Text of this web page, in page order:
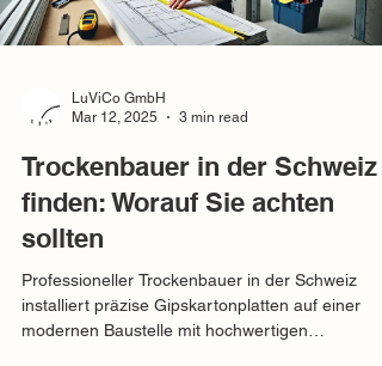
LuViCo GmbH
Mar 12, 2025
3 min read
Trockenbauer in der Schweiz
finden: Worauf Sie achten
sollten
Professioneller Trockenbauer in der Schweiz
installiert präzise Gipskartonplatten auf einer
modernen Baustelle mit hochwertigen